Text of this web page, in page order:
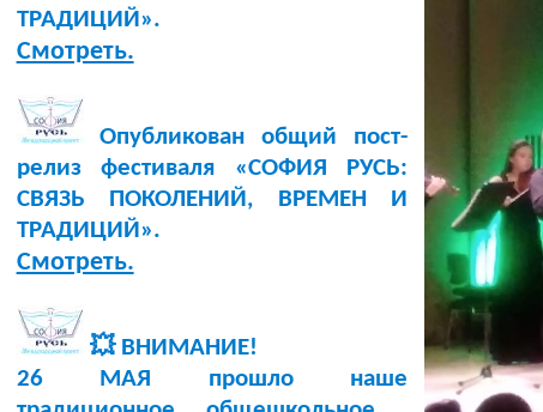
ТРАДИЦИЙ».
Смотреть.
Опубликован общий пост-
релиз фестиваля «СОФИЯ РУСЬ:
СВЯЗЬ ПОКОЛЕНИЙ, ВРЕМЕН И
ТРАДИЦИЙ».
Смотреть.
💥 ВНИМАНИЕ!
26 МАЯ прошло наше